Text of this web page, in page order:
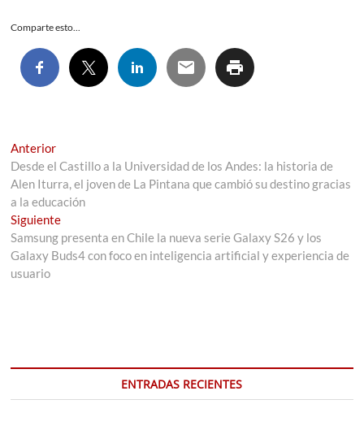
Comparte esto...
Navegación
de
entradas
AnteriorEntrada
anterior:
Desde el Castillo a la Universidad de los Andes: la historia de
Alen Iturra, el joven de La Pintana que cambió su destino gracias
a la educación
SiguienteEntrada
siguiente:
Samsung presenta en Chile la nueva serie Galaxy S26 y los
Galaxy Buds4 con foco en inteligencia artificial y experiencia de
usuario
ENTRADAS RECIENTES